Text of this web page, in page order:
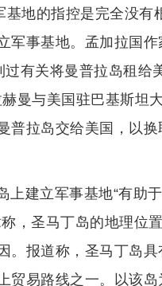
基地的指控是完全没有
军事基地。孟加拉国
有关将曼普拉岛租给
曼与美国驻巴基斯坦
普拉岛交给美国，以换
上建立军事基地“有助
，圣马丁岛的地理位
。报道称，圣马丁岛具
贸易路线之一。以该岛